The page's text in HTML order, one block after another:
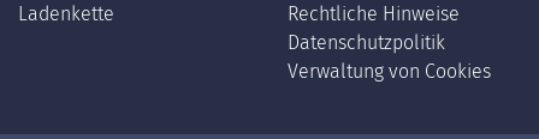
Ladenkette
Rechtliche Hinweise
Datenschutzpolitik
Verwaltung von Cookies